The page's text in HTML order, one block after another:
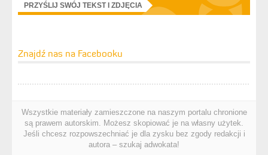
PRZYŚLIJ SWÓJ TEKST I ZDJĘCIA
Znajdź nas na Facebooku
Wszystkie materiały zamieszczone na naszym portalu chronione
są prawem autorskim. Możesz skopiować je na własny użytek.
Jeśli chcesz rozpowszechniać je dla zysku bez zgody redakcji i
autora – szukaj adwokata!